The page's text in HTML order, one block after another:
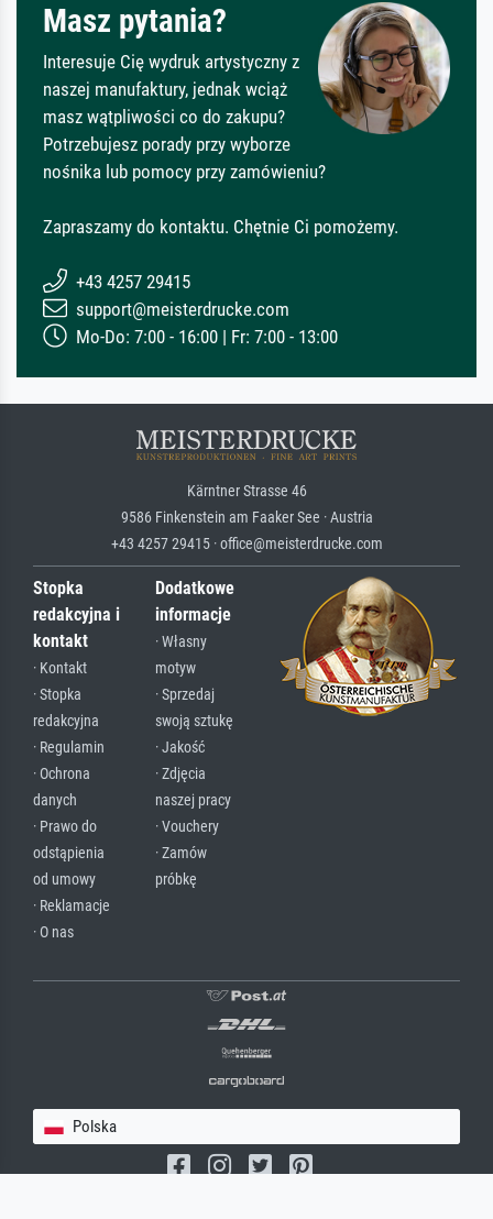
Masz pytania?
Interesuje Cię wydruk artystyczny z
naszej manufaktury, jednak wciąż
masz wątpliwości co do zakupu?
Potrzebujesz porady przy wyborze
nośnika lub pomocy przy zamówieniu?
Zapraszamy do kontaktu. Chętnie Ci pomożemy.
+43 4257 29415
support@meisterdrucke.com
Mo-Do: 7:00 - 16:00 | Fr: 7:00 - 13:00
Kärntner Strasse 46
9586 Finkenstein am Faaker See · Austria
+43 4257 29415 · office@meisterdrucke.com
Stopka
redakcyjna i
kontakt
· Kontakt
· Stopka
redakcyjna
· Regulamin
· Ochrona
danych
· Prawo do
odstąpienia
od umowy
· Reklamacje
· O nas
Dodatkowe
informacje
· Własny
motyw
· Sprzedaj
swoją sztukę
· Jakość
· Zdjęcia
naszej pracy
· Vouchery
· Zamów
próbkę
Polska